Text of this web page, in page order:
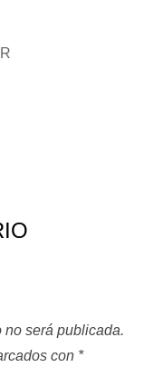
no será publicada.
con *